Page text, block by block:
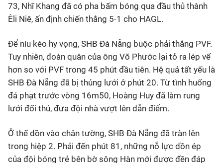
73, Nhĩ Khang đã có pha bấm bóng qua đầu thủ thành
Êli Niê, ấn định chiến thắng 5-1 cho HAGL.
Để níu kéo hy vọng, SHB Đà Nẵng buộc phải thắng PVF.
Tuy nhiên, đoàn quân của ông Võ Phước lại tỏ ra lép vế
hơn so với PVF trong 45 phút đầu tiên. Hệ quả tất yếu là
SHB Đà Nẵng đã bị thủng lưới ở phút 20. Từ tình huống
đá phạt trước vòng 16m50, Hoàng Huy đã làm rung
lưới đối thủ, đưa đội nhà vượt lên dẫn điểm.
Ở thế dồn vào chân tường, SHB Đà Nẵng đã tràn lên
trong hiệp 2. Phải đến phút 81, những nỗ lực dồn ép
của đội bóng trẻ bên bờ sông Hàn mới được đền đáp